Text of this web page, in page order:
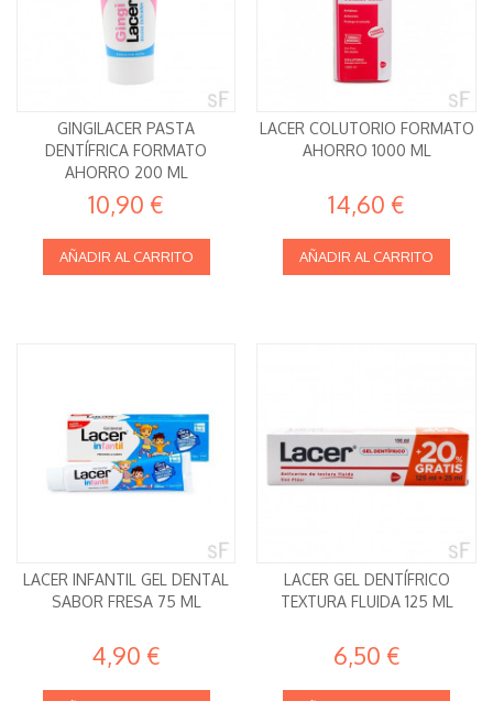
GINGILACER PASTA
DENTÍFRICA FORMATO
AHORRO 200 ML
10,90 €
AÑADIR AL CARRITO
LACER COLUTORIO FORMATO
AHORRO 1000 ML
14,60 €
AÑADIR AL CARRITO
LACER INFANTIL GEL DENTAL
SABOR FRESA 75 ML
4,90 €
LACER GEL DENTÍFRICO
TEXTURA FLUIDA 125 ML
6,50 €